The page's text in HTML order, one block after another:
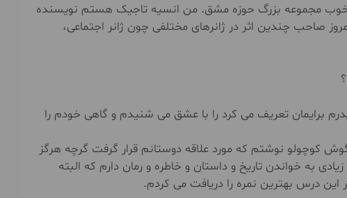
مجموعه بزرگ حوزه مشق. من انسیه تاجیک هستم نویسنده
ای از سال ۱۳۷۰ آغاز کردم وتا امروز صاحب چندین اثر در ژانرهای مختلفی چون ژانر اجتماعی،
برایمان تعریف می کرد را با عشق می شنیدم و گاهی خودم را
کوچولو و خرگوش کوچولو نوشتم که مورد علاقه دوستانم قرار گرفت گرچه هرگز
به خواندن تاریخ و داستان و خاطره و رمان دارم که البته
درس بهترین نمره را دریافت می کردم.